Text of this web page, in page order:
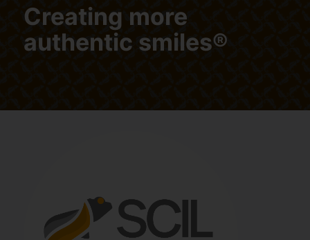
Creating more
authentic smiles®